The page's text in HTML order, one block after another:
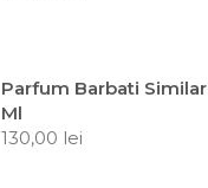
Parfum Barbati
Ml
130,00 lei